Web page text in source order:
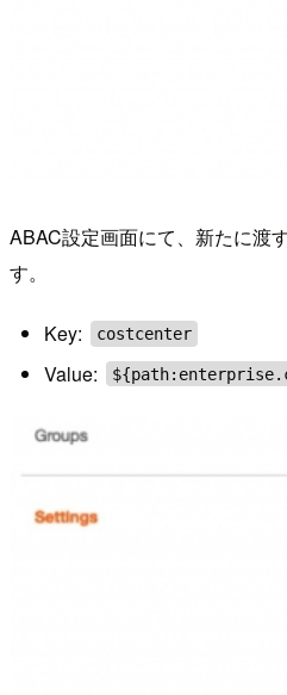
ABAC設定画面にて、新たに渡
す。
Key: costcenter
Value: